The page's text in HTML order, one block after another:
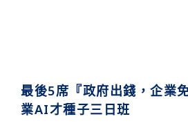
最後5席『政府出錢，企業
業AI才種子三日班